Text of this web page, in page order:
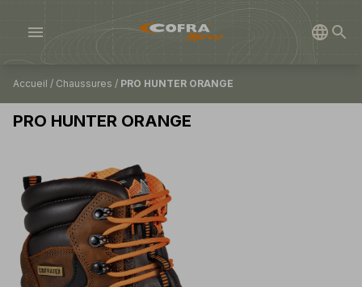
menu
Accueil / Chaussures / PRO HUNTER ORANGE
PRO HUNTER ORANGE